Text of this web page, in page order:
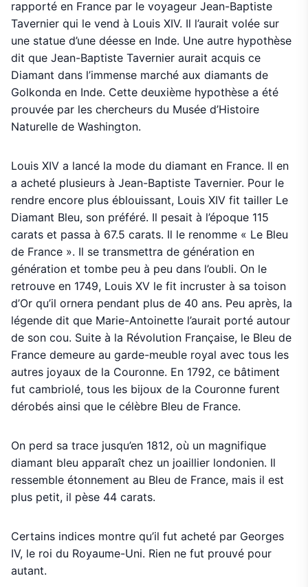
rapporté en France par le voyageur Jean-Baptiste
Tavernier qui le vend à Louis XIV. Il l’aurait volée sur
une statue d’une déesse en Inde. Une autre hypothèse
dit que Jean-Baptiste Tavernier aurait acquis ce
Diamant dans l’immense marché aux diamants de
Golkonda en Inde. Cette deuxième hypothèse a été
prouvée par les chercheurs du Musée d’Histoire
Naturelle de Washington.
Louis XIV a lancé la mode du diamant en France. Il en
a acheté plusieurs à Jean-Baptiste Tavernier. Pour le
rendre encore plus éblouissant, Louis XIV fit tailler Le
Diamant Bleu, son préféré. Il pesait à l’époque 115
carats et passa à 67.5 carats. Il le renomme « Le Bleu
de France ». Il se transmettra de génération en
génération et tombe peu à peu dans l’oubli. On le
retrouve en 1749, Louis XV le fit incruster à sa toison
d’Or qu’il ornera pendant plus de 40 ans. Peu après, la
légende dit que Marie-Antoinette l’aurait porté autour
de son cou. Suite à la Révolution Française, le Bleu de
France demeure au garde-meuble royal avec tous les
autres joyaux de la Couronne. En 1792, ce bâtiment
fut cambriolé, tous les bijoux de la Couronne furent
dérobés ainsi que le célèbre Bleu de France.
On perd sa trace jusqu’en 1812, où un magnifique
diamant bleu apparaît chez un joaillier londonien. Il
ressemble étonnement au Bleu de France, mais il est
plus petit, il pèse 44 carats.
Certains indices montre qu’il fut acheté par Georges
IV, le roi du Royaume-Uni. Rien ne fut prouvé pour
autant.